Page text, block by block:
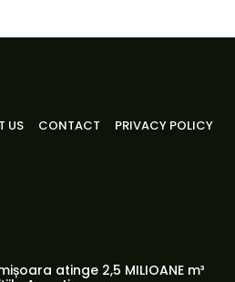
US CONTACT PRIVACY POLICY
atinge 2,5 MILIOANE m³